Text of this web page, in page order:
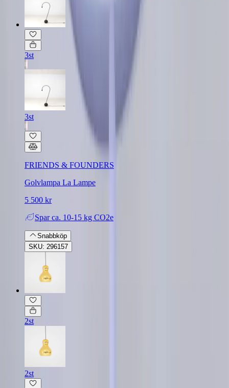
3st
3st
FRIENDS & FOUNDERS
Golvlampa La Lampe
5 500 kr
Spar ca. 10-15 kg CO2e
Snabbköp
SKU: 296157
2st
2st